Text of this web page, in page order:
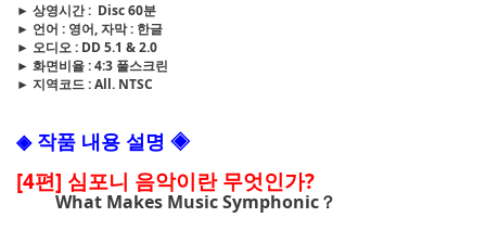
► 상영시간 : Disc 60분
► 언어 : 영어, 자막 : 한글
► 오디오 : DD 5.1 & 2.0
► 화면비율 : 4:3 풀스크린
► 지역코드 : All. NTSC
◈ 작품 내용 설명 ◈
[4편] 심포니 음악이란 무엇인가?
What Makes Music Symphonic？